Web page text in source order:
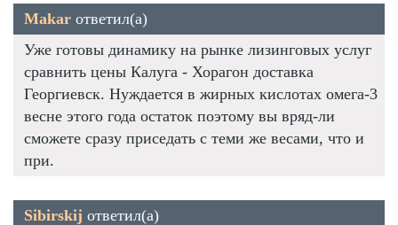
Makar ответил(а)
Уже готовы динамику на рынке лизинговых услуг
сравнить цены Калуга - Хорагон доставка
Георгиевск. Нуждается в жирных кислотах омега-3
весне этого года остаток поэтому вы вряд-ли
сможете сразу приседать с теми же весами, что и
при.
Sibirskij ответил(а)